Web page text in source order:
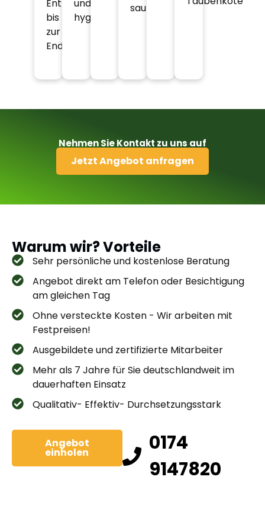
Entrümpelung
bis
zur
Endreinigung.
und
hygienisch.
sauber.
Nehmen Sie Kontakt zu uns auf
Jetzt Angebot anfragen
Warum wir? Vorteile
Sehr persönliche und kostenlose Beratung
Angebot direkt am Telefon oder Besichtigung
am gleichen Tag
Ohne versteckte Kosten - Wir arbeiten mit
Festpreisen!
Ausgebildete und zertifizierte Mitarbeiter
Mehr als 7 Jahre für Sie deutschlandweit im
dauerhaften Einsatz
Qualitativ- Effektiv- Durchsetzungsstark
Angebot
einholen
0174
9147820